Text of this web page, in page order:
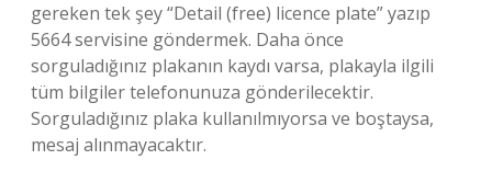
gereken tek şey “Detail (free) licence plate” yazıp
5664 servisine göndermek. Daha önce
sorguladığınız plakanın kaydı varsa, plakayla ilgili
tüm bilgiler telefonunuza gönderilecektir.
Sorguladığınız plaka kullanılmıyorsa ve boştaysa,
mesaj alınmayacaktır.